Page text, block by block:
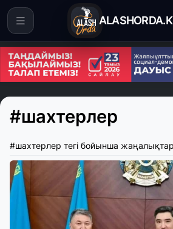
#шахтерлер
#шахтерлер тегі бойынша